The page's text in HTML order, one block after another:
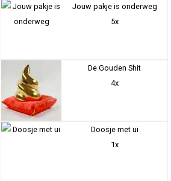
Jouw pakje is onderweg
5x
De Gouden Shit
4x
Doosje met ui
1x